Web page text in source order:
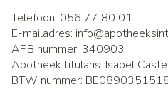
Telefoon: 056 77 80 01
E-mailadres: info@
APB nummer: 340903
Apotheek titularis: Isabel
BTW nummer: